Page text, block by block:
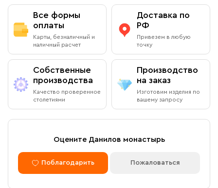
Все формы
оплаты
Карты, безналичный и
наличный расчет
Доставка по
РФ
Привезем в любую
точку
Собственные
производства
Качество проверенное
столетиями
Производство
на заказ
Изготовим изделия по
вашему запросу
Оцените Данилов монастырь
Поблагодарить Пожаловаться